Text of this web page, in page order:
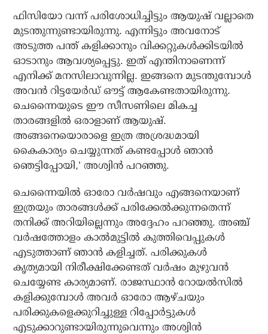
ഫിസിയോ വന്ന് പരിശോധിച്ചിട്ടും ആയുഷ് വല്ലാതെ
മുടന്തുന്നുണ്ടായിരുന്നു. എന്നിട്ടും അവനോട്
അടുത്ത പന്ത് കളിക്കാനും വിക്കറ്റുകള്‍ക്കിടയില്‍
ഓടാനും ആവശ്യപ്പെട്ടു. ഇത് എന്തിനാണെന്ന്
എനിക്ക് മനസിലാവുന്നില്ല. ഇങ്ങനെ മുടന്തുമ്പോള്‍
അവന്‍ റിട്ടയേര്‍ഡ് ഔട്ട് ആകേണ്ടതായിരുന്നു.
ചെന്നൈയുടെ ഈ സീസണിലെ മികച്ച
താരങ്ങളില്‍ ഒരാളാണ് ആയുഷ്.
അങ്ങനെയൊരാളെ ഇത്ര അശ്രദ്ധമായി
കൈകാര്യം ചെയ്യുന്നത് കണ്ടപ്പോള്‍ ഞാന്‍
ഞെട്ടിപ്പോയി,’ അശ്വിന്‍ പറഞ്ഞു.
ചെന്നൈയില്‍ ഓരോ വര്‍ഷവും എങ്ങനെയാണ്
ഇത്രയും താരങ്ങള്‍ക്ക് പരിക്കേല്‍ക്കുന്നതെന്ന്
തനിക്ക് അറിയില്ലെന്നും അദ്ദേഹം പറഞ്ഞു. അഞ്ച്
വര്‍ഷത്തോളം കാല്‍മുട്ടില്‍ കുത്തിവെപ്പുകള്‍
എടുത്താണ് ഞാന്‍ കളിച്ചത്. പരിക്കുകള്‍
കൃത്യമായി നിരീക്ഷിക്കേണ്ടത് വര്‍ഷം മുഴുവന്‍
ചെയ്യേണ്ട കാര്യമാണ്. രാജസ്ഥാന്‍ റോയല്‍സില്‍
കളിക്കുമ്പോള്‍ അവര്‍ ഓരോ ആഴ്ചയും
പരിക്കുകളെക്കുറിച്ചുള്ള റിപ്പോര്‍ട്ടുകള്‍
എടുക്കാറുണ്ടായിരുന്നുവെന്നും അശ്വിന്‍